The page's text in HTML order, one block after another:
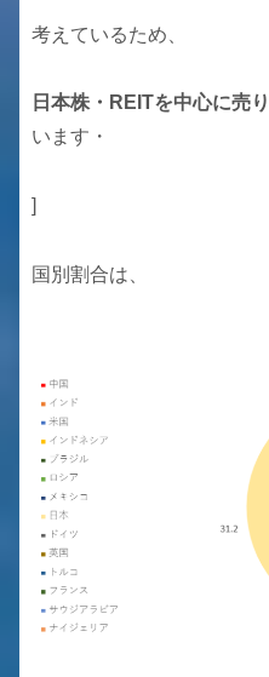
考えているため、
日本株・REITを中心に売り
います・
]
国別割合は、